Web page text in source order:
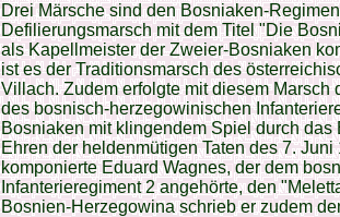
Drei Märsche sind den Bosniaken-
Defilierungsmarsch mit dem Titel "Die
als Kapellmeister der Zweier-Bosniaken
ist es der Traditionsmarsch des
Villach. Zudem erfolgte mit diesem
des bosnisch-herzegowinischen
Bosniaken mit klingendem Spiel durch das
Ehren der heldenmütigen Taten des 7.
komponierte Eduard Wagnes, der dem
Infanterieregiment 2 angehörte, den
Bosnien-Herzegowina schrieb er zudem